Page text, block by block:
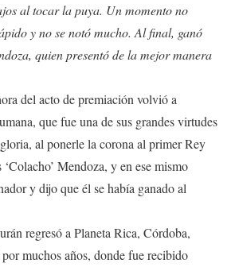
al tocar la puya. Un momento no
y no se notó mucho. Al final, ganó
quien presentó de la mejor manera
del acto de premiación volvió a
que fue una de sus grandes virtudes
al ponerle la corona al primer Rey
Mendoza, y en ese mismo
y dijo que él se había ganado al
regresó a Planeta Rica, Córdoba,
muchos años, donde fue recibido